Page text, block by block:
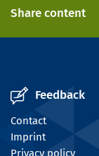
Share content
Feedback
Contact
Imprint
Privacy policy